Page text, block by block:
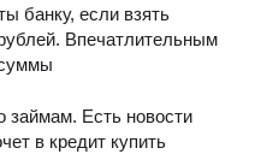
банку, если взять
Впечатлительным
займам. Есть новости
в кредит купить